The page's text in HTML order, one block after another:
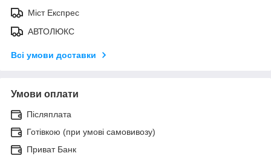
Міст Експрес
АВТОЛЮКС
Всі умови доставки
Умови оплати
Післяплата
Готівкою (при умові самовивозу)
Приват Банк